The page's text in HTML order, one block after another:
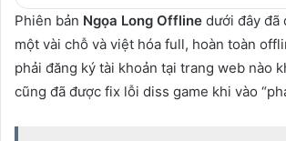
Phiên bản Ngọa Long Offline dưới đây đã
một vài chỗ và việt hóa full, hoàn toàn
phải đăng ký tài khoản tại trang web nào
cũng đã được fix lỗi diss game khi vào